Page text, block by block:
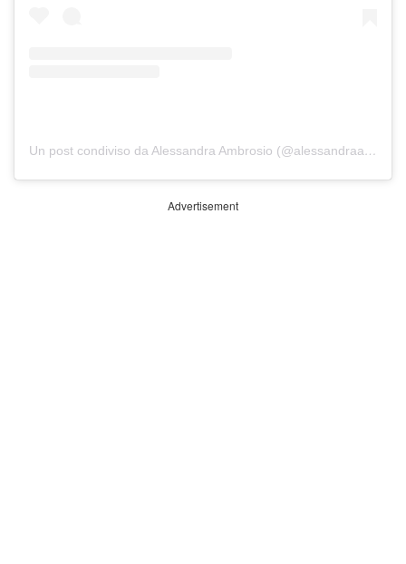
Un post condiviso da Alessandra Ambrosio (@alessandraambrosio)
Advertisement